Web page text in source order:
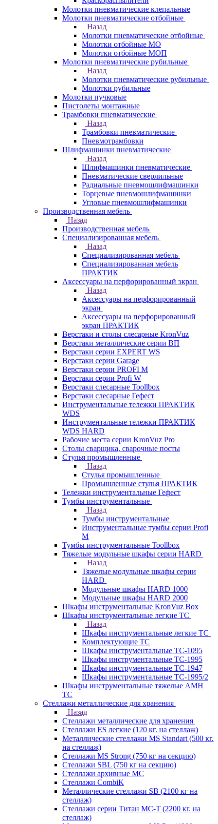
Молотки пневматические клепальные
Молотки пневматические отбойные
Назад
Молотки пневматические отбойные
Молотки отбойные МО
Молотки отбойные МОП
Молотки пневматические рубильные
Назад
Молотки пневматические рубильные
Молотки рубильные
Молотки пучковые
Пистолеты монтажные
Трамбовки пневматические
Назад
Трамбовки пневматические
Пневмотрамбовки
Шлифмашинки пневматические
Назад
Шлифмашинки пневматические
Пневматические сверлильные
Радиальные пневмошлифмашинки
Торцевые пневмошлифмашинки
Угловые пневмошлифмашинки
Производственная мебель
Назад
Производственная мебель
Cпециализированная мебель
Назад
Cпециализированная мебель
Специализированная мебель
ПРАКТИК
Аксессуары на перфорированный экран
Назад
Аксессуары на перфорированный
экран
Аксессуары на перфорированный
экран ПРАКТИК
Верстаки и столы слесарные KronVuz
Верстаки металлические серии ВП
Верстаки серии EXPERT WS
Верстаки серии Garage
Верстаки серии PROFI M
Верстаки серии Profi W
Верстаки слесарные Toollbox
Верстаки слесарные Гефест
Инструментальные тележки ПРАКТИК
WDS
Инструментальные тележки ПРАКТИК
WDS HARD
Рабочие места серии KronVuz Pro
Столы сварщика, сварочные посты
Стулья промышленные
Назад
Стулья промышленные
Промышленные стулья ПРАКТИК
Тележки инструментальные Гефест
Тумбы инструментальные
Назад
Тумбы инструментальные
Инструментальные тумбы серии Profi
M
Тумбы инструментальные Toollbox
Тяжелые модульные шкафы серии HARD
Назад
Тяжелые модульные шкафы серии
HARD
Модульные шкафы HARD 1000
Модульные шкафы HARD 2000
Шкафы инструментальные KronVuz Box
Шкафы инструментальные легкие ТС
Назад
Шкафы инструментальные легкие ТС
Комплектующие ТС
Шкафы инструментальные TC-1095
Шкафы инструментальные TC-1995
Шкафы инструментальные ТС-1947
Шкафы инструментальные ТС-1995/2
Шкафы инструментальные тяжелые AMH
TC
Стеллажи металлические для хранения
Назад
Стеллажи металлические для хранения
Стеллажи ES легкие (120 кг. на стеллаж)
Металлические стеллажи MS Standart (500 кг.
на стеллаж)
Стеллажи MS Strong (750 кг на секцию)
Стеллажи SBL (750 кг на секцию)
Стеллажи архивные МС
Стеллажи CombiK
Металлические стеллажи SB (2100 кг на
стеллаж)
Стеллажи серии Титан МС-Т (2200 кг. на
стеллаж)